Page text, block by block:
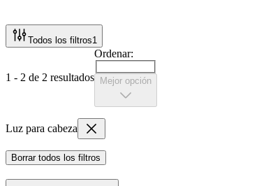
Todos los filtros1
1 - 2 de 2 resultados
Ordenar:
Mejor opción
Luz para cabeza
Borrar todos los filtros